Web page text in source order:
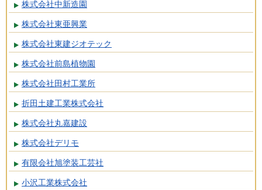
株式会社中新造園
株式会社東亜興業
株式会社東建ジオテック
株式会社前島植物園
株式会社田村工業所
折田土建工業株式会社
株式会社丸嘉建設
株式会社デリモ
有限会社旭塗装工芸社
小沢工業株式会社